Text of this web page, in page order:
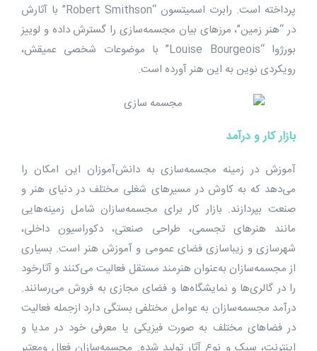
پرداخته است. رابرت اسمیتسون “Robert Smithson” با آثارش
در “هنر زمین”، مرزهای بیان مجسمه‌سازی را گسترش داده و لوییز
بورژوا “Louise Bourgeois” با موضوعات شخصی عمیقش،
رویکردی نوین به این هنر آورده است.
بازار کار و درآمد
آموزش در زمینه مجسمه‌سازی به دانش‌آموزان این امکان را
می‌دهد که به ‌کاوش در مسیرهای شغلی مختلف در دنیای هنر و
صنعت بپردازند. بازار کار برای مجسمه‌سازان شامل زمینه‌هایی
مانند هنرهای تجسمی، طراحی صنعتی، دکوراسیون داخلی،
شهرسازی و زیباسازی فضای عمومی و آموزش هنر است. بسیاری
از مجسمه‌سازان به‌عنوان هنرمند مستقل فعالیت می‌کنند و آثارخود
را در گالری‌ها و نمایشگاه‌ها و فضای مجازی به فروش می‌رسانند.
درآمد مجسمه‌سازان به عوامل مختلفی بستگی دارد ازجمله فعالیت
در فضاهای مختلف به صورت فیزیکی یا معرفی خود در مدیا و